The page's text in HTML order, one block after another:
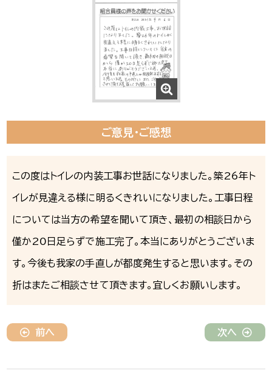
ご意見・ご感想
この度はトイレの内装工事お世話になりました。築26年ト
イレが見違える様に明るくきれいになりました。工事日程
については当方の希望を聞いて頂き、最初の相談日から
僅か20日足らずで施工完了。本当にありがとうございま
す。今後も我家の手直しが都度発生すると思います。その
折はまたご相談させて頂きます。宜しくお願いします。
前へ 次へ